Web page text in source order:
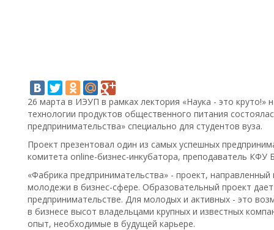
26 марта в ИЭУП в рамках лектория «Наука - это круто!»
технологии продуктов общественного питания
предпринимательства» специально для студентов вуза.
Проект презентовал один из самых успешных
комитета online-бизнес-инкубатора, преподаватель КФУ
«Фабрика предпринимательства» - проект,
молодежи в бизнес-сфере. Образовательный проект
предпринимательстве. Для молодых и активных - это
в бизнесе высот владельцами крупных и известных
опыт, необходимые в будущей карьере.